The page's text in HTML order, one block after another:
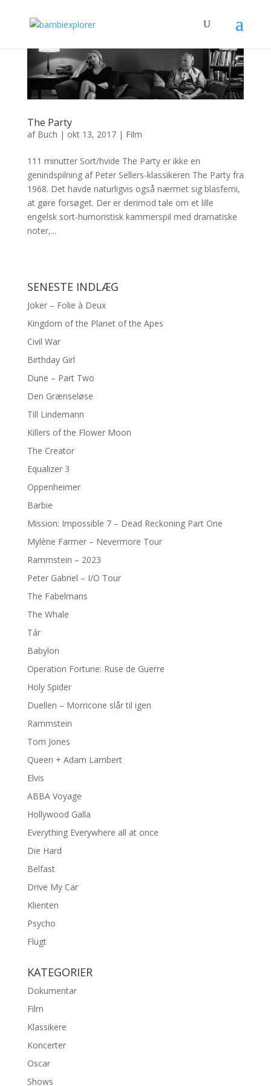
The Party
af Buch | okt 13, 2017| Film
111 minutter Sort/hvide The Party er ikke en
genindspilning af Peter Sellers-klassikeren The Party fra
1968. Det havde naturligvis også nærmet sig blasfemi,
at gøre forsøget. Der er derimod tale om et lille
engelsk sort-humoristisk kammerspil med dramatiske
noter,...
SENESTE INDLÆG
Joker – Folie à Deux
Kingdom of the Planet of the Apes
Civil War
Birthday Girl
Dune – Part Two
Den Grænseløse
Till Lindemann
Killers of the Flower Moon
The Creator
Equalizer 3
Oppenheimer
Barbie
Mission: Impossible 7 – Dead Reckoning Part One
Mylène Farmer – Nevermore Tour
Rammstein – 2023
Peter Gabriel – I/O Tour
The Fabelmans
The Whale
Tár
Babylon
Operation Fortune: Ruse de Guerre
Holy Spider
Duellen – Morricone slår til igen
Rammstein
Tom Jones
Queen + Adam Lambert
Elvis
ABBA Voyage
Hollywood Galla
Everything Everywhere all at once
Die Hard
Belfast
Drive My Car
Klienten
Psycho
Flugt
KATEGORIER
Dokumentar
Film
Klassikere
Koncerter
Oscar
Shows